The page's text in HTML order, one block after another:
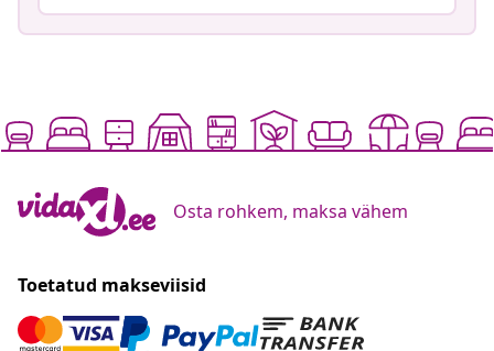
Osta rohkem, maksa vähem
Toetatud makseviisid